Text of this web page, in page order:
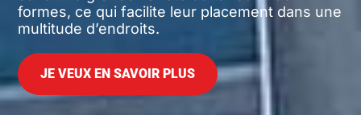
formes, ce qui facilite leur placement dans une
multitude d’endroits.
JE VEUX EN SAVOIR PLUS